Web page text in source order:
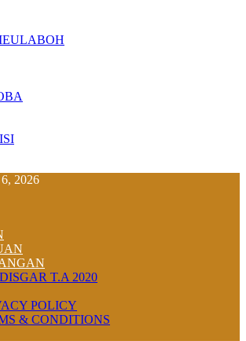
2026
T.A 2020
POLICY
& CONDITIONS